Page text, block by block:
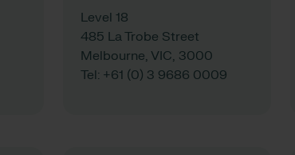
Level 18
485 La Trobe Street
Melbourne, VIC, 3000
Tel: +61 (0) 3 9686 0009